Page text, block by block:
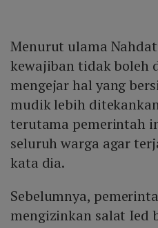
Menurut ulama
kewajiban tidak boleh
mengejar hal yang
mudik lebih
terutama pemerintah
seluruh warga agar
kata dia.
Sebelumnya,
mengizinkan salat Ied